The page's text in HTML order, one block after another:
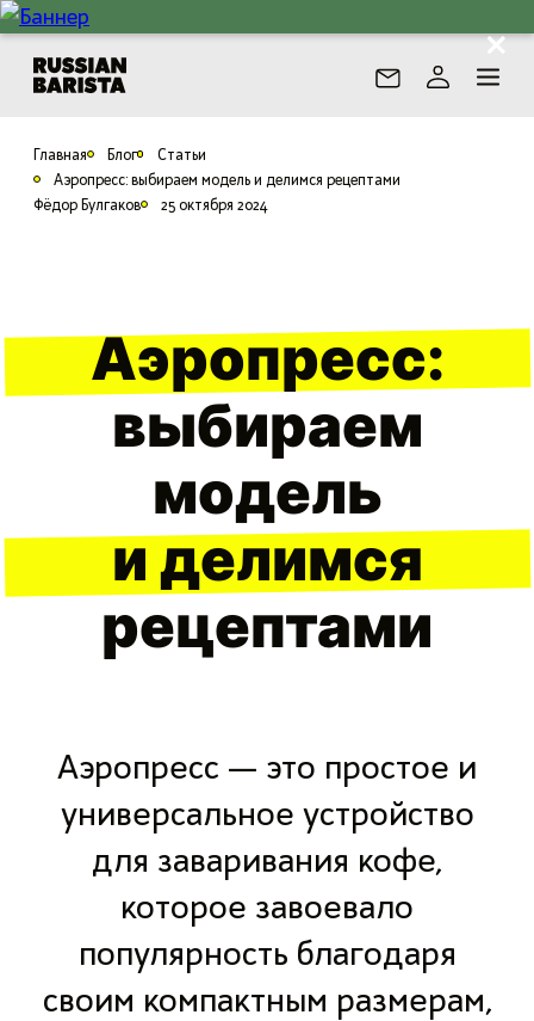
Главная Блог
Статьи
Аэропресс: выбираем модель и делимся рецептами
Фёдор Булгаков
25 октября 2024
Аэропресс:
выбираем
модель
и делимся
рецептами
Аэропресс — это простое и
универсальное устройство
для заваривания кофе,
которое завоевало
популярность благодаря
своим компактным размерам,